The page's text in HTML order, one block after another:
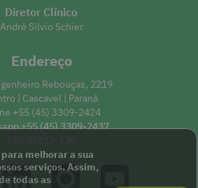
melhorar a sua
serviços. Assim,
todas as
Diretor Clínico
André Silvio Schier
Endereço
Rebouças, 2219
| Cascavel | Paraná
+55 (45) 3309-2424
+55 (45) 3309-2437